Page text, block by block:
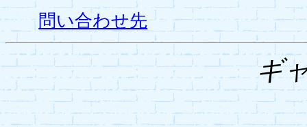
問い合わせ先
ギ